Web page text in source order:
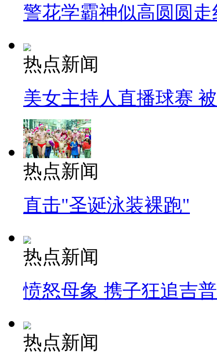
警花学霸神似高圆圆走
热点新闻
美女主持人直播球赛
热点新闻
直击"圣诞泳装裸跑"
热点新闻
愤怒母象 携子狂追吉
热点新闻